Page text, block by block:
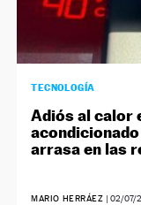
TECNOLOGÍA
Adiós al calor
arrasa en las
MARIO HERRÁEZ | 02/07/